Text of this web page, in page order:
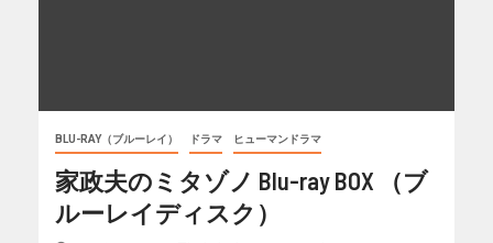
BLU-RAY（ブルーレイ） ドラマ ヒューマンドラマ
家政夫のミタゾノ Blu-ray BOX （ブ
ルーレイディスク）